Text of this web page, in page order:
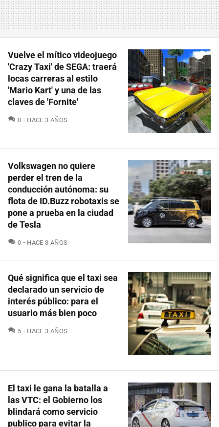
Vuelve el mítico videojuego
'Crazy Taxi' de SEGA: traerá
locas carreras al estilo
'Mario Kart' y una de las
claves de 'Fornite'
0 COMENTARIOS
HACE 3 AÑOS
Volkswagen no quiere
perder el tren de la
conducción autónoma: su
flota de ID.Buzz robotaxis se
pone a prueba en la ciudad
de Tesla
0 COMENTARIOS
HACE 3 AÑOS
Qué significa que el taxi sea
declarado un servicio de
interés público: para el
usuario más bien poco
5 COMENTARIOS
HACE 3 AÑOS
El taxi le gana la batalla a
las VTC: el Gobierno los
blindará como servicio
publico para evitar la